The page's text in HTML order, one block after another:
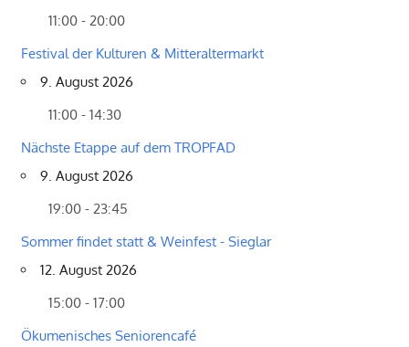
11:00 - 20:00
Festival der Kulturen & Mitteraltermarkt
9. August 2026
11:00 - 14:30
Nächste Etappe auf dem TROPFAD
9. August 2026
19:00 - 23:45
Sommer findet statt & Weinfest - Sieglar
12. August 2026
15:00 - 17:00
Ökumenisches Seniorencafé